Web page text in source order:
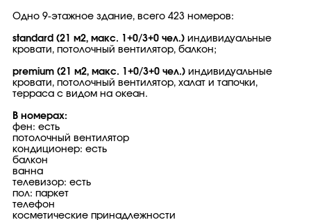
Одно 9-этажное здание, всего 423 номеров:
standard (21 м2, макс. 1+0/3+0 чел.) индивидуальные
кровати, потолочный вентилятор, балкон;
premium (21 м2, макс. 1+0/3+0 чел.) индивидуальные
кровати, потолочный вентилятор, халат и тапочки,
терраса с видом на океан.
В номерах:
фен: есть
потолочный вентилятор
кондиционер: есть
балкон
ванна
телевизор: есть
пол: паркет
телефон
косметические принадлежности